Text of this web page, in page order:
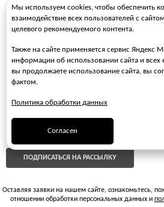
Огнетушители
Пожарные стволы
Пожарные шкафы
FAQ
ПОДПИСАТЬСЯ НА РАССЫЛКУ
Оставляя заявки на нашем сайте, ознакомьтесь,
отношении обработки персональных данных и
Мы используем cookies, чтобы обеспечить
взаимодействие всех пользователей с
целевого рекомендуемого контента.
Также на сайте применяется сервис Яндекс
информации об использовании сайта и всех
вы продолжаете использование сайта, вы
фактом.
Политика обработки данных
Согласен